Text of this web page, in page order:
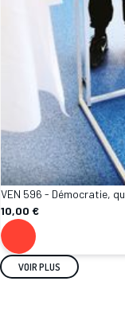
VEN 596 - Démocratie,
10,00 €
VOIR PLUS